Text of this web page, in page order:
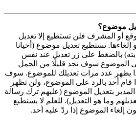
موضوع؟
أو المشرف فلن تستطيع إلا تعديل
تستطيع تعديل موضوع (أحيانا
بالضغط على زر تعديل عند نفس
الموضوع سوف تجد قليلًا من الجمل
يظهر عدد مرات تعديلك للموضوع. سوف
قام أحد بالرد على الموضوع، ولن تظهر
بتعديل الموضوع (عليهم ترك رسالة
وما هو التعديل). للعلم لا يستطيع
إلغاء الموضوع إذا ردّ عليه أحد.